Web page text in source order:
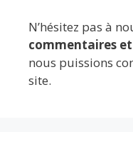
N’hésitez pas à
commentaires
nous puissions
site.